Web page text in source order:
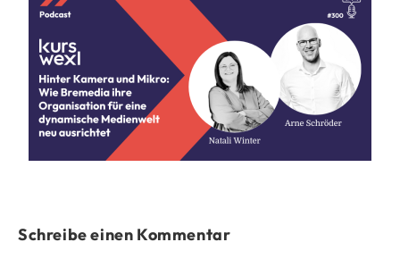
Schreibe einen Kommentar